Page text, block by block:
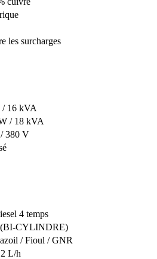
les surcharges
/ 16 kVA
/ 18 kVA
380 V
4 temps
CYLINDRE)
/ Fioul / GNR
L/h